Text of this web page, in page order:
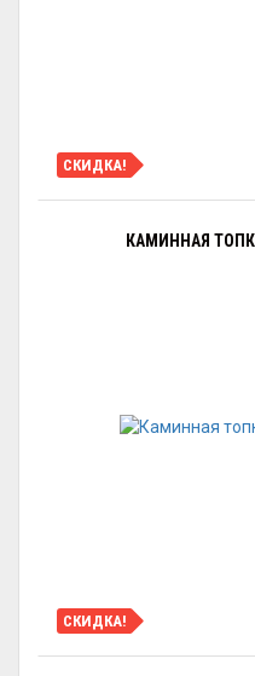
СКИДКА!
КАМИННАЯ ТОПКА
СКИДКА!